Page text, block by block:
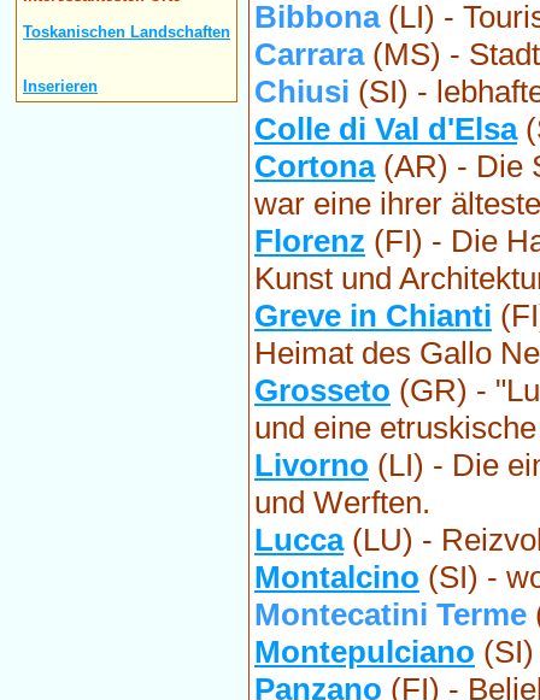
Toskanischen Landschaften
Inserieren
Bibbona(LI) -
Carrara(MS) -
Chiusi (SI) -
Colle di Val d'Elsa
Cortona(AR) - Die
war eine ihrer
Florenz (FI) - Die
Kunst und
Greve in Chianti
Heimat des Gallo
Grosseto (GR) -
und eine
Livorno (LI) - Die
und Werften.
Lucca(LU) -
Montalcino (SI) -
Montecatini Terme
Montepulciano
Panzano (FI) -